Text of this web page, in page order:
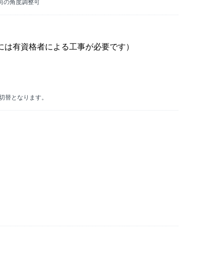
の角度調整可
有資格者による工事が必要です）
替となります。